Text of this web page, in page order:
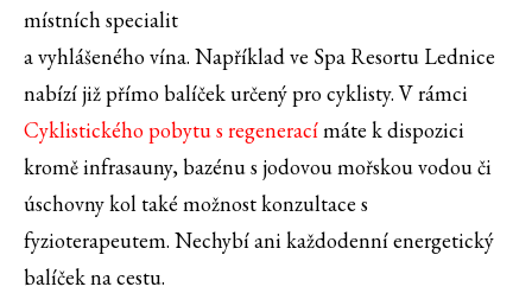
místních specialit
a vyhlášeného vína. Například ve Spa Resortu Lednice
nabízí již přímo balíček určený pro cyklisty. V rámci
Cyklistického pobytu s regeneracímáte k dispozici
kromě infrasauny, bazénu s jodovou mořskou vodou či
úschovny kol také možnost konzultace s
fyzioterapeutem. Nechybí ani každodenní energetický
balíček na cestu.